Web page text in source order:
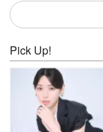
Pick Up!